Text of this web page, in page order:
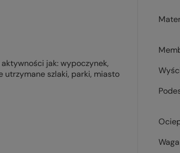
jak: wypoczynek,
utrzymane szlaki, parki, miasto